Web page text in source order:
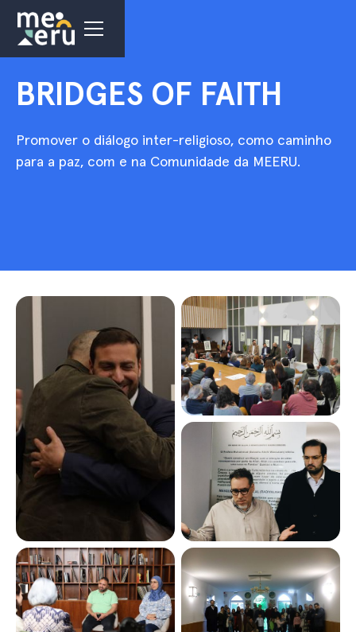
BRIDGES OF FAITH
Promover o diálogo inter-religioso, como caminho
para a paz, com e na Comunidade da MEERU.